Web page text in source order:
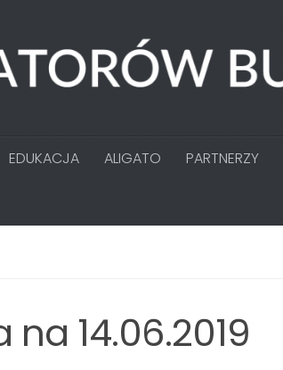
EDUKACJA ALIGATO PARTNERZY
14.06.2019